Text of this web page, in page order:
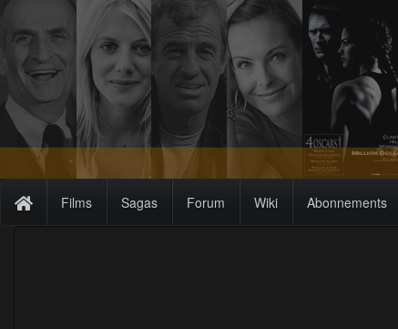
Films Sagas Forum Wiki Abonnements